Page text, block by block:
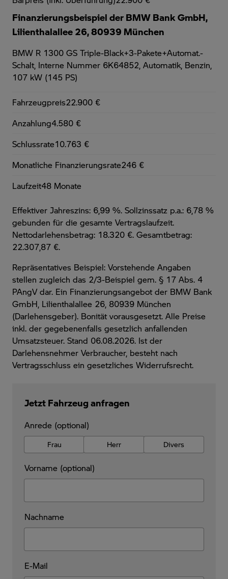
Finanzierungsbeispiel der BMW Bank GmbH,
Lilienthalallee 26, 80939 München
BMW R 1300 GS Triple-Black+3-Pakete+Automat.-
Schalt, Interne Nummer 6K64852, Automatik, Benzin,
107 kW (145 PS)
Fahrzeugpreis22.900 €
Anzahlung4.580 €
Schlussrate10.763 €
Monatliche Finanzierungsrate246 €
Laufzeit48 Monate
Effektiver Jahreszins: 6,99 %. Sollzinssatz p.a.: 6,78 %
gebunden für die gesamte Vertragslaufzeit.
Nettodarlehensbetrag: 18.320 €. Gesamtbetrag:
22.307,87 €.
Repräsentatives Beispiel: Vorstehende Angaben
stellen zugleich das 2/3-Beispiel gem. § 17 Abs. 4
PAngV dar. Ein Finanzierungsangebot der BMW Bank
GmbH, Lilienthalallee 26, 80939 München
(Darlehensgeber). Bonität vorausgesetzt. Alle Preise
inkl. der gegebenenfalls gesetzlich anfallenden
Umsatzsteuer. Stand 06.08.2026. Ist der
Darlehensnehmer Verbraucher, besteht nach
Vertragsschluss ein gesetzliches Widerrufsrecht.
Jetzt Fahrzeug anfragen
Anrede (optional)
Frau Herr Divers
Vorname (optional)
Nachname
E-Mail